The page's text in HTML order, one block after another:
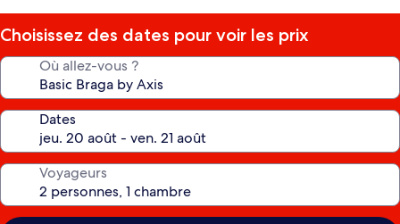
Choisissez des dates pour voir les prix
Où allez-vous ?
Dates
Voyageurs